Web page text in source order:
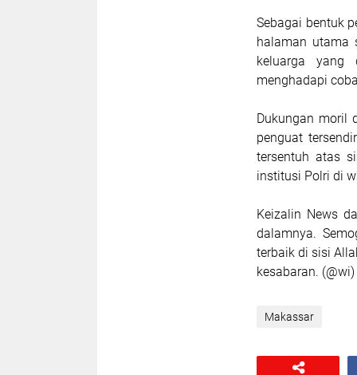
Sebagai bentuk
halaman utama
keluarga yang
menghadapi
Dukungan moril
penguat
tersentuh atas
institusi Polri di
Keizalin News
dalamnya.
terbaik di sisi
kesabaran. (@wi)
Makassar